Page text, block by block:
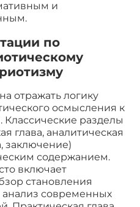
и
по
отражать логику
осмысления к
разделы
глава, аналитическая
заключение)
содержанием.
включает
становления
анализ современных